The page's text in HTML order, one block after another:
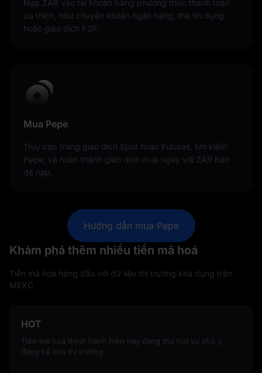
Nạp ZAR vào tài khoản bằng phương thức thanh toán
ưa thích, như chuyển khoản ngân hàng, thẻ tín dụng
hoặc giao dịch P2P.
Mua Pepe
Truy cập trang giao dịch Spot hoặc Futures, tìm kiếm
Pepe, và hoàn thành giao dịch mua ngay với ZAR bạn
đã nạp.
Hướng dẫn mua Pepe
Khám phá thêm nhiều tiền mã hoá
Tiền mã hoá hàng đầu với dữ liệu thị trường khả dụng trên
MEXC
HOT
Tiền mã hoá thịnh hành hiện nay đang thu hút sự chú ý
đáng kể của thị trường